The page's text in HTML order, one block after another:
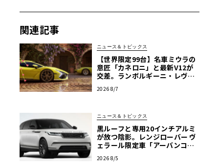
ンF1 GTRがトップ5でフィニッシュ。それから30周年にあ
たる今年のル・マンでは、「750S」がベースの「マクラー
レンGT3 EVO」がLMGT3の栄冠を目指し出走する。
この750Sル・マンは、F1 GTR 59号車へのオマージュとし
て、同じル・マン・グレーのエクステリア・ペイントをま
ーフ・スクープと5スポークのLMホイールを装備。
新しい「MSOハイ・ダウンフォース・キット」（HDK）も
装着、一体型エンドプレートを持つ背の高い「カーボン・
関連記事
ニュース＆トピックス
【世界限定99台】名車ミウラの
意匠「カネロニ」と最新V12が
交差。ランボルギーニ・レヴエ
2026 8/7
ニュース＆トピックス
黒ルーフと専用20インチアルミ
が放つ陰影。レンジローバー ヴ
ェラール限定車「アーバンコン
2026 8/5